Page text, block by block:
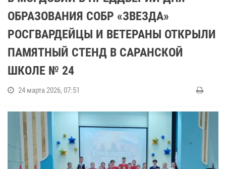
ОБРАЗОВАНИЯ СОБР «ЗВЕЗДА»
РОСГВАРДЕЙЦЫ И ВЕТЕРАНЫ ОТКРЫЛИ
ПАМЯТНЫЙ СТЕНД В САРАНСКОЙ
ШКОЛЕ № 24
24 марта 2026, 07:51